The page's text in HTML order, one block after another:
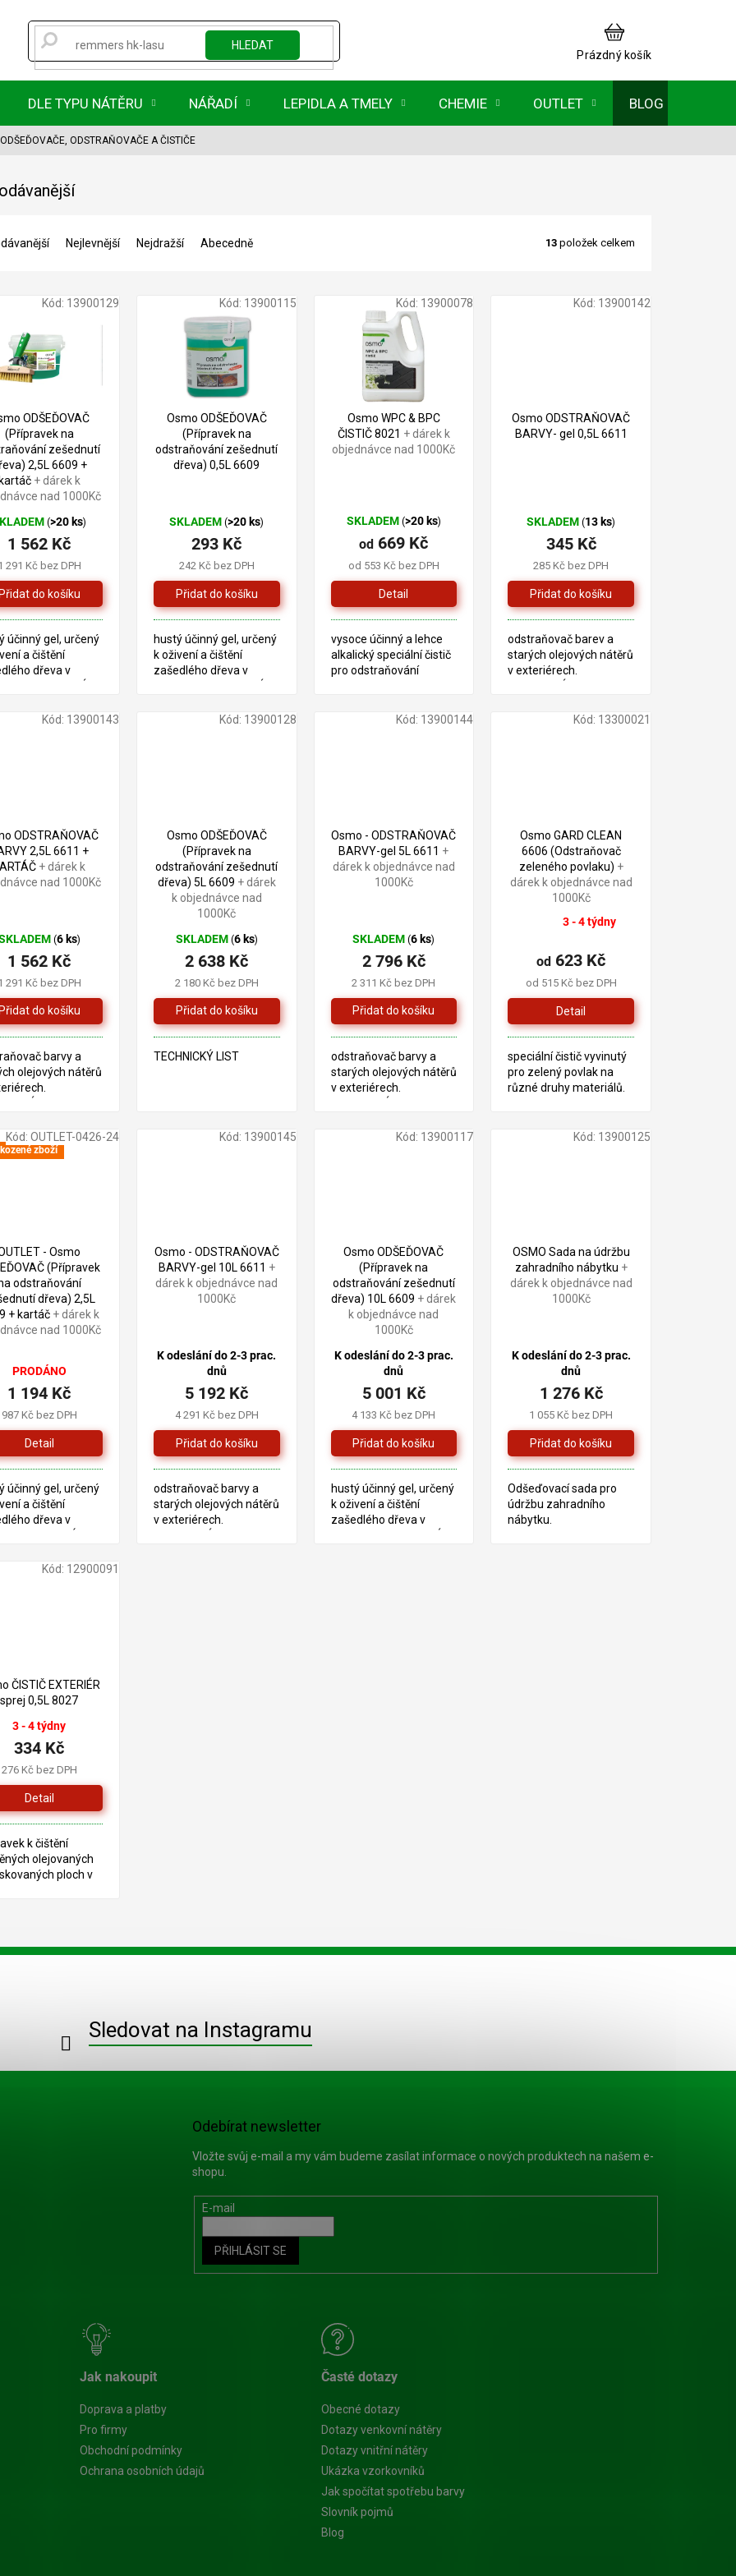
HLEDAT
NÁKUPNÍ
KOŠÍK
Prázdný košík
DLE TYPU NÁTĚRU NÁŘADÍ LEPIDLA A TMELY CHEMIE OUTLET BLOG
ODŠEĎOVAČE, ODSTRAŇOVAČE A ČISTIČE
Nejlevnější Nejdražší Abecedně 13 položek celkem
1 563 Kč
ODŠEĎOVAČ
(Přípravek na
zešednutí
2,5L 6609 +
kartáč + dárek k
nad 1000Kč
(>20 ks)
291 Kč bez DPH
1 562 Kč
účinný gel, určený
a čištění
dřeva v
Kód: 13900129
Osmo ODŠEĎOVAČ
(Přípravek na
odstraňování zešednutí
dřeva) 0,5L 6609
SKLADEM(>20 ks)
242 Kč bez DPH
293 Kč
hustý účinný gel, určený
k oživení a čištění
zašedlého dřeva v
Kód: 13900115
Osmo WPC & BPC
ČISTIČ 8021 + dárek k
objednávce nad 1000Kč
SKLADEM (>20 ks)
od 553 Kč bez DPH
od 669 Kč
Detail
vysoce účinný a lehce
alkalický speciální čistič
pro odstraňování
v exteriéru. Určený
Kód: 13900078
Osmo ODSTRAŇOVAČ
BARVY- gel 0,5L 6611
SKLADEM(13 ks)
285 Kč bez DPH
345 Kč
odstraňovač barev a
starých olejových nátěrů
v exteriérech.
Kód: 13900142
ODSTRAŇOVAČ
2,5L 6611 +
+ dárek k
nad 1000Kč
(6 ks)
291 Kč bez DPH
1 562 Kč
barvy a
olejových nátěrů
Kód: 13900143
Osmo ODŠEĎOVAČ
(Přípravek na
odstraňování zešednutí
dřeva) 5L 6609 + dárek
k objednávce nad
1000Kč
SKLADEM (6 ks)
2 180 Kč bez DPH
2 638 Kč
TECHNICKÝ LIST
Kód: 13900128
Osmo - ODSTRAŇOVAČ
BARVY-gel 5L 6611 +
dárek k objednávce nad
1000Kč
SKLADEM(6 ks)
2 311 Kč bez DPH
2 796 Kč
odstraňovač barvy a
starých olejových nátěrů
v exteriérech.
Kód: 13900144
Osmo GARD CLEAN
6606 (Odstraňovač
zeleného povlaku) +
dárek k objednávce nad
1000Kč
Průměrné
produktu
5
hvězdiček.
3 - 4 týdny
od 515 Kč bez DPH
od 623 Kč
Detail
speciální čistič vyvinutý
pro zelený povlak na
různé druhy materiálů.
bezproblémově
Kód: 13300021
zboží
- Osmo
(Přípravek
odstraňování
dřeva) 2,5L
+ kartáč + dárek k
nad 1000Kč
PRODÁNO
987 Kč bez DPH
1 194 Kč
Detail
účinný gel, určený
a čištění
dřeva v
TECHNICKÝ
Kód: OUTLET-0426-24
Osmo - ODSTRAŇOVAČ
BARVY-gel 10L 6611 +
dárek k objednávce nad
1000Kč
K odeslání do 2-3 prac.
dnů
4 291 Kč bez DPH
5 192 Kč
odstraňovač barvy a
starých olejových nátěrů
v exteriérech.
Kód: 13900145
Osmo ODŠEĎOVAČ
(Přípravek na
odstraňování zešednutí
dřeva) 10L 6609 + dárek
k objednávce nad
1000Kč
K odeslání do 2-3 prac.
dnů
4 133 Kč bez DPH
5 001 Kč
hustý účinný gel, určený
k oživení a čištění
zašedlého dřeva v
Kód: 13900117
OSMO Sada na údržbu
zahradního nábytku +
dárek k objednávce nad
1000Kč
K odeslání do 2-3 prac.
dnů
1 055 Kč bez DPH
1 276 Kč
Odšeďovací sada pro
údržbu zahradního
nábytku.
Kód: 13900125
ČISTIČ EXTERIÉR
sprej 0,5L 8027
3 - 4 týdny
276 Kč bez DPH
334 Kč
Detail
k čištění
olejovaných
ploch v
Kód: 12900091
v
l
c
í
r
y
v
p
s
Sledovat na Instagramu
Jak nakoupit
Doprava a platby
Pro firmy
Obchodní podmínky
Ochrana osobních údajů
Časté dotazy
Obecné dotazy
Dotazy venkovní nátěry
Dotazy vnitřní nátěry
Ukázka vzorkovníků
Jak spočítat spotřebu barvy
Slovník pojmů
Blog
Odebírat newsletter
Vložte svůj e-mail a my vám budeme zasílat informace o nových produktech na našem e-
shopu.
E-mail
PŘIHLÁSIT SE